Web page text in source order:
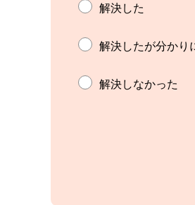
解決した
解決したが分かり
解決しなかった